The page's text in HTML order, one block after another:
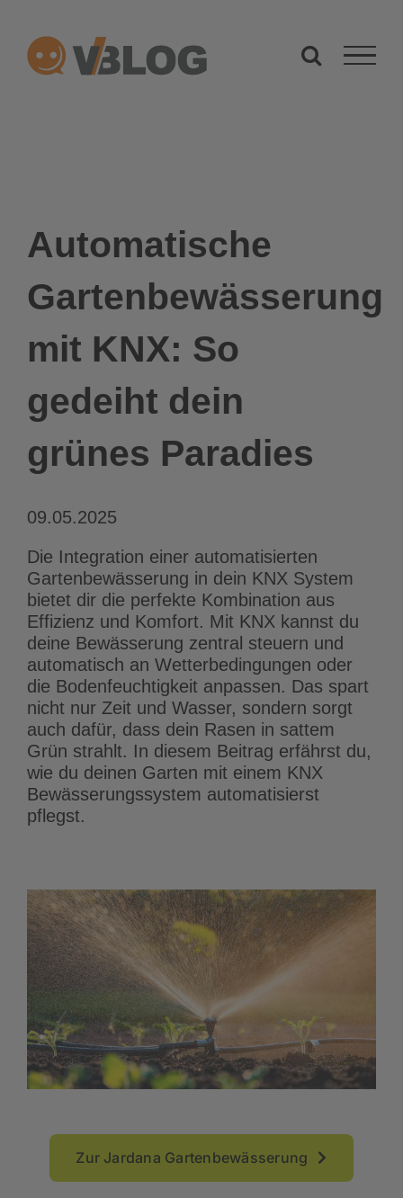
springen
Automatische
Gartenbewässerung
mit KNX: So
gedeiht dein
grünes Paradies
09.05.2025
Die Integration einer automatisierten
Gartenbewässerung in dein KNX System
bietet dir die perfekte Kombination aus
Effizienz und Komfort. Mit KNX kannst du
deine Bewässerung zentral steuern und
automatisch an Wetterbedingungen oder
die Bodenfeuchtigkeit anpassen. Das spart
nicht nur Zeit und Wasser, sondern sorgt
auch dafür, dass dein Rasen in sattem
Grün strahlt. In diesem Beitrag erfährst du,
wie du deinen Garten mit einem KNX
Bewässerungssystem automatisierst
pflegst.
Zur Jardana Gartenbewässerung